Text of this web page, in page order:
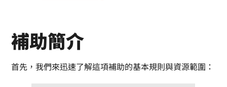
補助簡介
首先，我們來迅速了解這項補助的基本規則與資源範圍：